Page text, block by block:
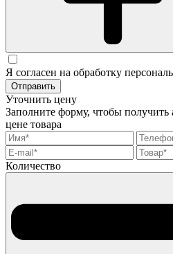
Я согласен на обработку
Отправить
Уточнить цену
Заполните форму, чтобы
цене товара
Количество